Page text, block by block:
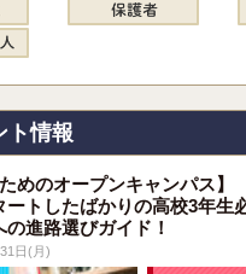
ト情報
めのオープンキャンパス】
トしたばかりの高校3年生
進路選びガイド！
日(月)